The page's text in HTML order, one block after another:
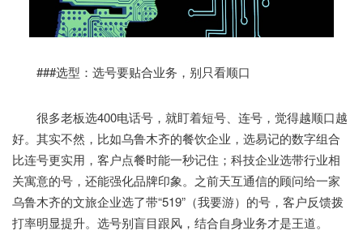
###选型：选号要贴合业务，别只看顺口
很多老板选400电话号，就盯着短号、连号，觉得越顺口越
好。其实不然，比如乌鲁木齐的餐饮企业，选易记的数字组合
比连号更实用，客户点餐时能一秒记住；科技企业选带行业相
关寓意的号，还能强化品牌印象。之前天互通信的顾问给一家
乌鲁木齐的文旅企业选了带“519”（我要游）的号，客户反馈拨
打率明显提升。选号别盲目跟风，结合自身业务才是王道。